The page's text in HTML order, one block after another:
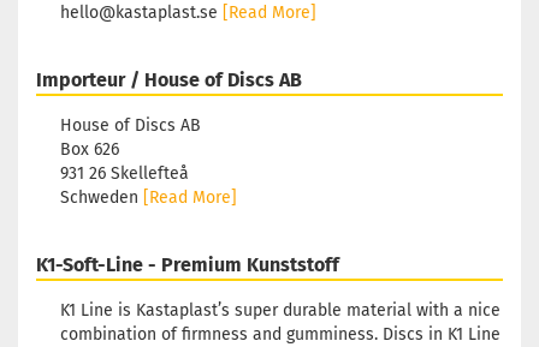
hello@kastaplast.se [Read More]
Importeur / House of Discs AB
House of Discs AB
Box 626
931 26 Skellefteå
Schweden [Read More]
K1-Soft-Line - Premium Kunststoff
K1 Line is Kastaplast’s super durable material with a nice
combination of firmness and gumminess. Discs in K1 Line